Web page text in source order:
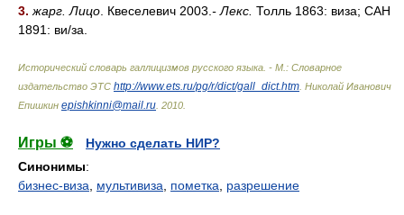
3. жарг. Лицо . Квеселевич 2003. - Лекс. Толль 1863: виза; САН
1891: ви/за.
Исторический словарь галлицизмов русского языка. - М.: Словарное
издательство ЭТС http://www.ets.ru/pg/r/dict/gall_dict.htm Николай Иванович
Епишкин epishkinni@mail.ru 2010
Игры ⚽
Нужно сделать НИР?
Синонимы:
бизнес-виза
мультивиза пометка разрешение